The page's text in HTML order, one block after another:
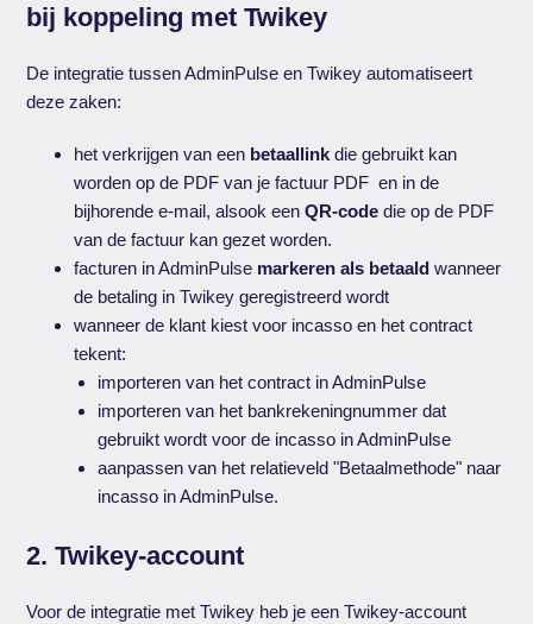
bij koppeling met Twikey
De integratie tussen AdminPulse en Twikey automatiseert
deze zaken:
het verkrijgen van een betaallink die gebruikt kan
worden op de PDF van je factuur PDF en in de
bijhorende e-mail, alsook eenQR-code die op de PDF
van de factuur kan gezet worden.
facturen in AdminPulse markeren als betaald wanneer
de betaling in Twikey geregistreerd wordt
wanneer de klant kiest voor incasso en het contract
tekent:
importeren van het contract in AdminPulse
importeren van het bankrekeningnummer dat
gebruikt wordt voor de incasso in AdminPulse
aanpassen van het relatieveld "Betaalmethode" naar
incasso in AdminPulse.
2. Twikey-account
Voor de integratie met Twikey heb je een Twikey-account